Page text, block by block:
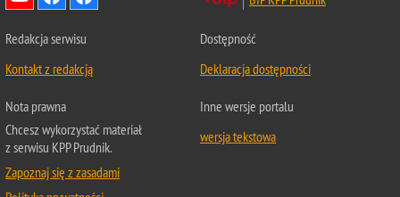
Redakcja serwisu
Kontakt z redakcją
Dostępność
Deklaracja dostępności
Nota prawna
Chcesz wykorzystać materiał
z serwisu KPP Prudnik.
Zapoznaj się z zasadami
Inne wersje portalu
wersja tekstowa